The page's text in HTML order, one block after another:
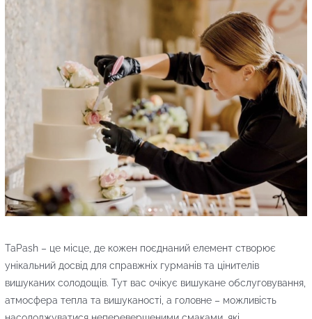
TaPash – це місце, де кожен поєднаний елемент створює
унікальний досвід для справжніх гурманів та цінителів
вишуканих солодощів. Тут вас очікує вишукане обслуговування,
атмосфера тепла та вишуканості, а головне – можливість